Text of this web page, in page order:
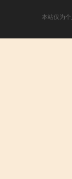
本站仅为